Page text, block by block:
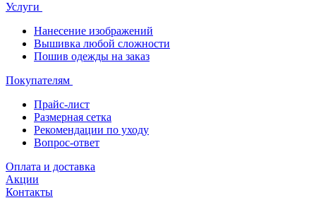
Услуги
Нанесение изображений
Вышивка любой сложности
Пошив одежды на заказ
Покупателям
Прайс-лист
Размерная сетка
Рекомендации по уходу
Вопрос-ответ
Оплата и доставка
Акции
Контакты